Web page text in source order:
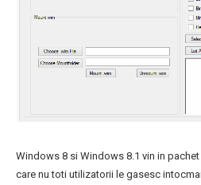
Windows 8 si Windows 8.1 vin in
care nu toti utilizatorii le gasesc